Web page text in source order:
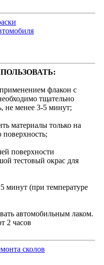
флакон с
тщательно
не менее 3-5 минут;
материалы только на
поверхности
тестовый окрас для
минут (при температуре
автомобильным лаком.
2 часов
сколов